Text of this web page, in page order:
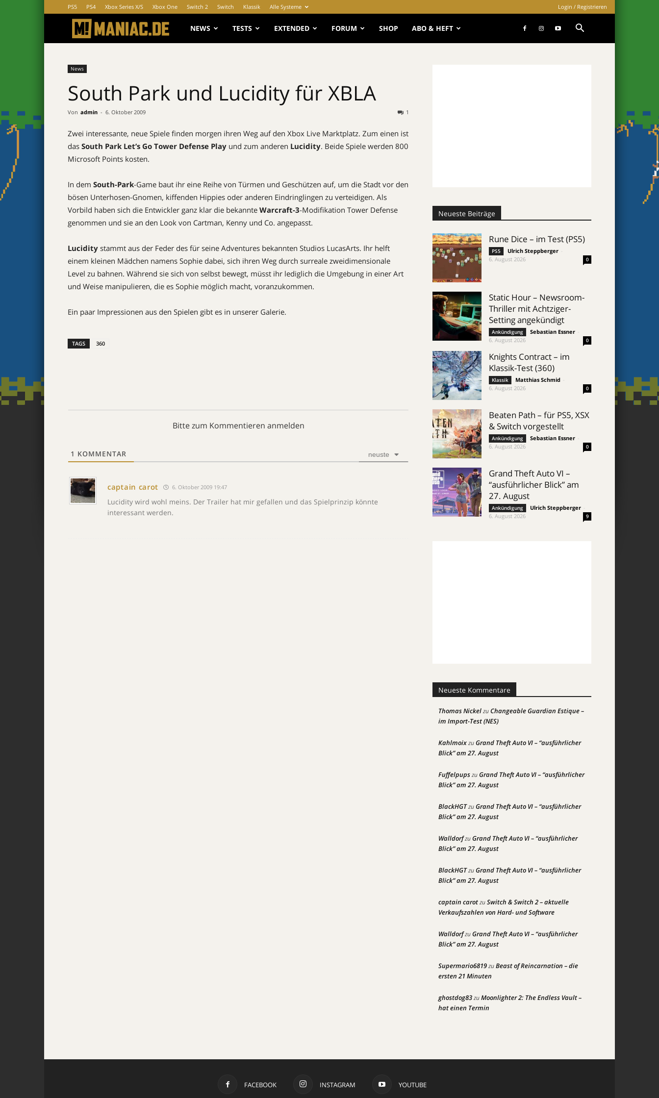
PS5 PS4 Xbox Series X/S Xbox One Switch 2 Switch Klassik Alle Systeme Login / Registrieren
MANIAC.de
NEWS TESTS EXTENDED FORUM SHOP ABO & HEFT
News
South Park und Lucidity für XBLA
Von admin - 6. Oktober 2009 1
Zwei interessante, neue Spiele finden morgen ihren Weg auf den Xbox Live Marktplatz. Zum einen ist
das South Park Let’s Go Tower Defense Play und zum anderen Lucidity. Beide Spiele werden 800
Microsoft Points kosten.
In dem South-Park-Game baut ihr eine Reihe von Türmen und Geschützen auf, um die Stadt vor den
bösen Unterhosen-Gnomen, kiffenden Hippies oder anderen Eindringlingen zu verteidigen. Als
Vorbild haben sich die Entwickler ganz klar die bekannte Warcraft-3-Modifikation Tower Defense
genommen und sie an den Look von Cartman, Kenny und Co. angepasst.
Lucidity stammt aus der Feder des für seine Adventures bekannten Studios LucasArts. Ihr helft
einem kleinen Mädchen namens Sophie dabei, sich ihren Weg durch surreale zweidimensionale
Level zu bahnen. Während sie sich von selbst bewegt, müsst ihr lediglich die Umgebung in einer Art
und Weise manipulieren, die es Sophie möglich macht, voranzukommen.
Ein paar Impressionen aus den Spielen gibt es in unserer Galerie.
TAGS 360
Bitte zum Kommentieren anmelden
1 KOMMENTAR neuste
captain carot 6. Oktober 2009 19:47
Lucidity wird wohl meins. Der Trailer hat mir gefallen und das Spielprinzip könnte
interessant werden.
Neueste Beiträge
Rune Dice – im Test (PS5)
PS5 Ulrich Steppberger
6. August 2026
0
Static Hour – Newsroom-
Thriller mit Achtziger-
Setting angekündigt
Ankündigung Sebastian Essner
6. August 2026
0
Knights Contract – im
Klassik-Test (360)
Klassik Matthias Schmid
6. August 2026
0
Beaten Path – für PS5, XSX
& Switch vorgestellt
Ankündigung Sebastian Essner
6. August 2026
0
Grand Theft Auto VI –
“ausführlicher Blick” am
27. August
Ankündigung Ulrich Steppberger
6. August 2026
9
Neueste Kommentare
Thomas NickelzuChangeable Guardian Estique –
im Import-Test (NES)
KahlmoixzuGrand Theft Auto VI – “ausführlicher
Blick” am 27. August
FuffelpupszuGrand Theft Auto VI – “ausführlicher
Blick” am 27. August
BlackHGTzuGrand Theft Auto VI – “ausführlicher
Blick” am 27. August
WalldorfzuGrand Theft Auto VI – “ausführlicher
Blick” am 27. August
BlackHGTzuGrand Theft Auto VI – “ausführlicher
Blick” am 27. August
captain carotzuSwitch & Switch 2 – aktuelle
Verkaufszahlen von Hard- und Software
WalldorfzuGrand Theft Auto VI – “ausführlicher
Blick” am 27. August
Supermario6819zuBeast of Reincarnation – die
ersten 21 Minuten
ghostdog83zuMoonlighter 2: The Endless Vault –
hat einen Termin
FACEBOOK INSTAGRAM YOUTUBE